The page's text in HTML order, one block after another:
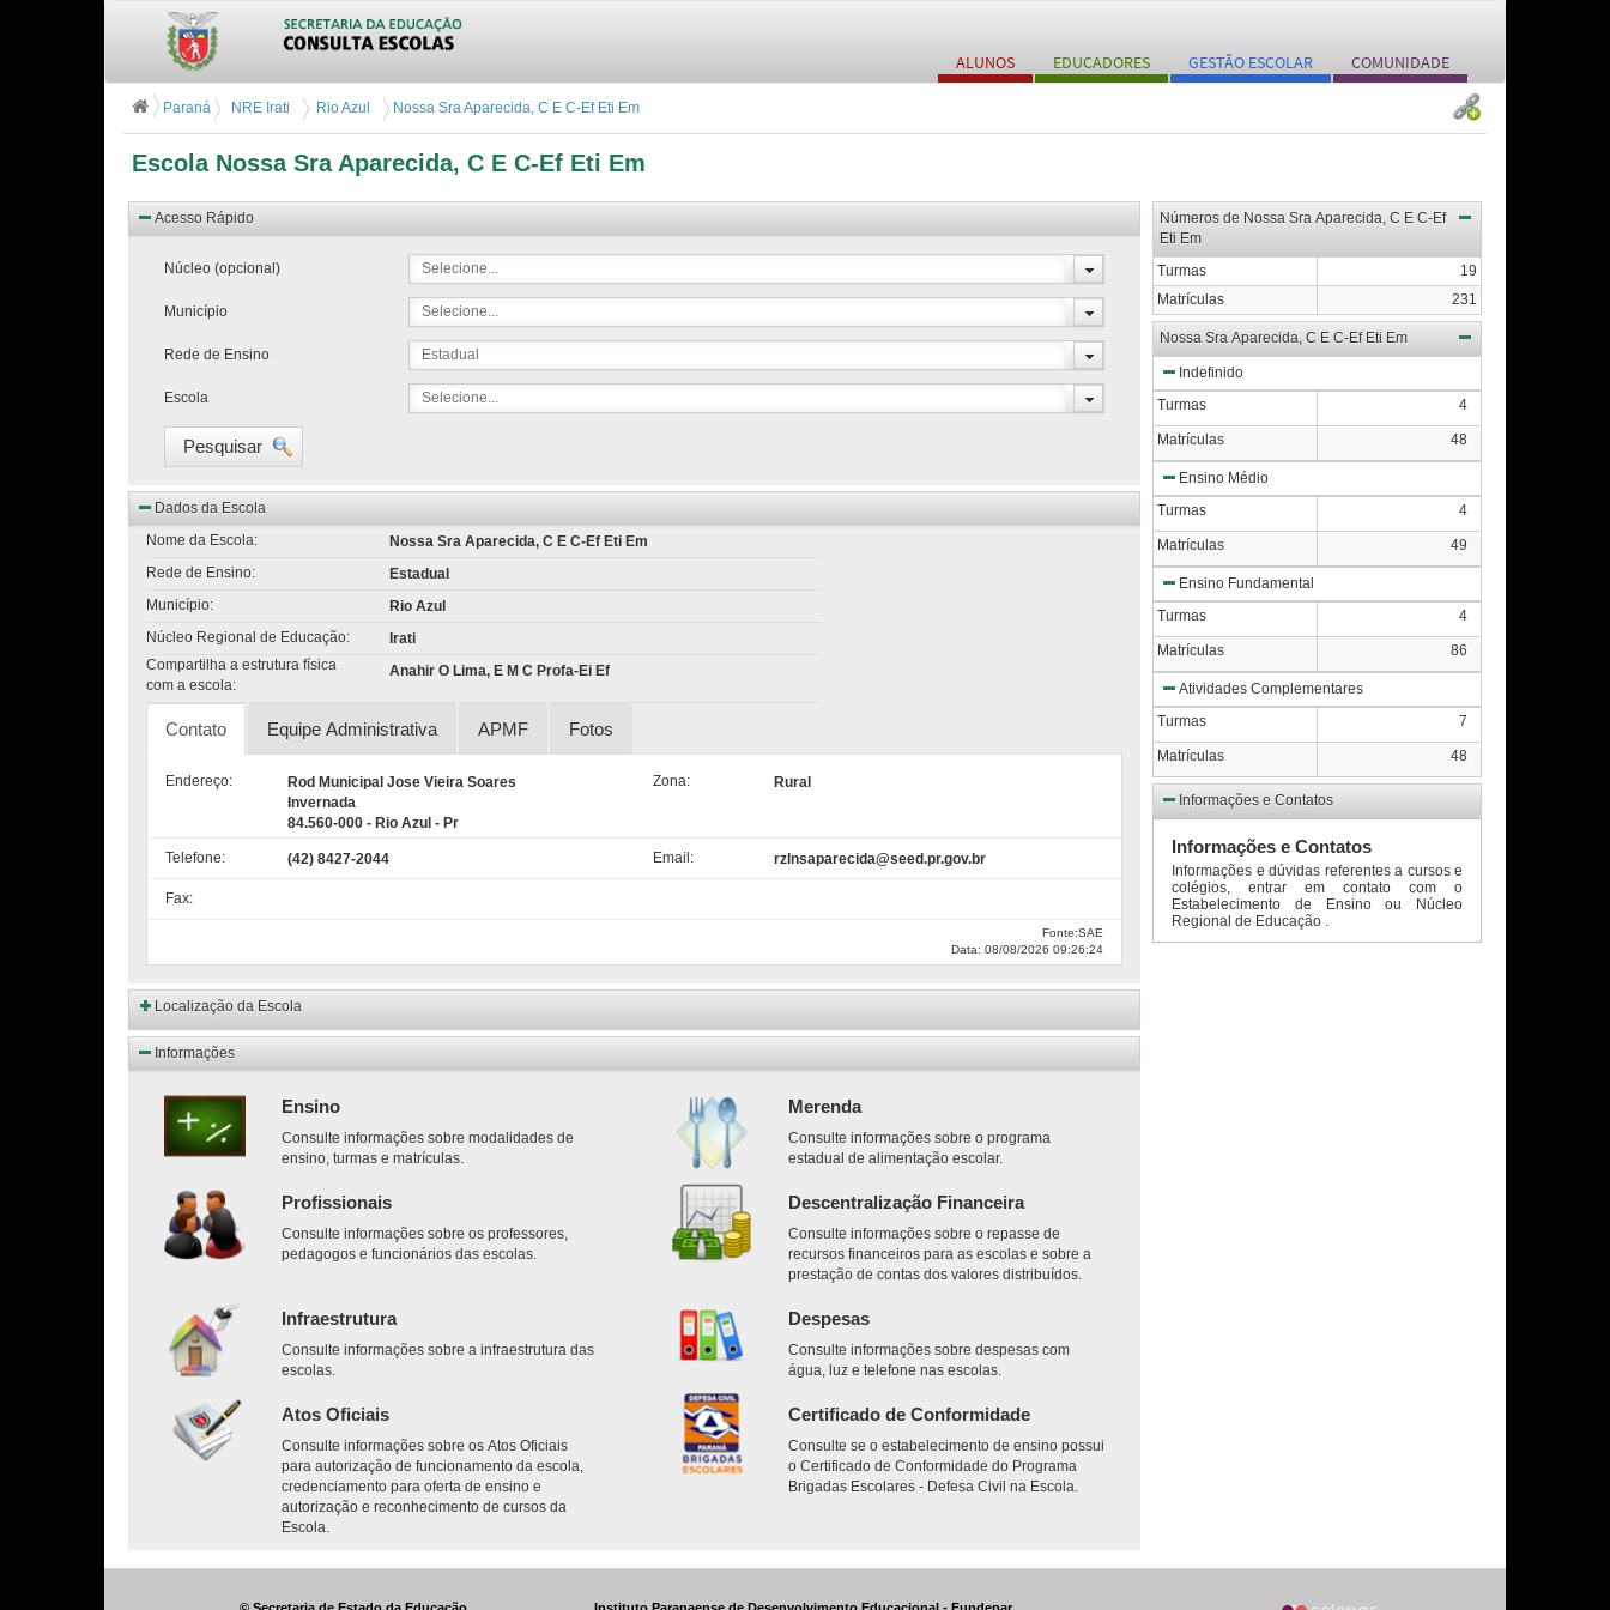
ALUNOS EDUCADORES GESTÃO ESCOLAR COMUNIDADE
Escola Nossa Sra Aparecida, C E C-Ef Eti Em
Paraná NRE Irati Rio Azul Nossa Sra Aparecida, C E C-Ef Eti Em
Acesso Rápido
Núcleo (opcional) Selecione...
Município Selecione...
Rede de Ensino Estadual
Escola Selecione...
Pesquisar
Dados da Escola
Nome da Escola:
Nossa Sra Aparecida, C E C-Ef Eti Em
Rede de Ensino:
Estadual
Município:
Rio Azul
Núcleo Regional de Educação:
Irati
Compartilha a estrutura física
com a escola:
Anahir O Lima, E M C Profa-Ei Ef
Contato Equipe Administrativa APMF Fotos
Endereço:
Rod Municipal Jose Vieira Soares
Invernada
84.560-000 - Rio Azul - Pr
Zona: Rural
Telefone: (42) 8427-2044 Email: rzlnsaparecida@seed.pr.gov.br
Fax:
Fonte:SAE
Data: 08/08/2026 09:26:24
Localização da Escola
Informações
Ensino
Consulte informações sobre modalidades de
ensino, turmas e matrículas.
Merenda
Consulte informações sobre o programa
estadual de alimentação escolar.
Profissionais
Consulte informações sobre os professores,
pedagogos e funcionários das escolas.
Descentralização Financeira
Consulte informações sobre o repasse de
recursos financeiros para as escolas e sobre a
prestação de contas dos valores distribuídos.
Infraestrutura
Consulte informações sobre a infraestrutura das
escolas.
Despesas
Consulte informações sobre despesas com
água, luz e telefone nas escolas.
Atos Oficiais
Consulte informações sobre os Atos Oficiais
para autorização de funcionamento da escola,
credenciamento para oferta de ensino e
autorização e reconhecimento de cursos da
Escola.
Certificado de Conformidade
Consulte se o estabelecimento de ensino possui
o Certificado de Conformidade do Programa
Brigadas Escolares - Defesa Civil na Escola.
Números de Nossa Sra Aparecida, C E C-Ef
Eti Em
Turmas
19
Matrículas
231
Nossa Sra Aparecida, C E C-Ef Eti Em
Indefinido
Turmas
4
Matrículas 48
Ensino Médio
Turmas
4
Matrículas 49
Ensino Fundamental
Turmas
4
Matrículas 86
Atividades Complementares
Turmas
7
Matrículas 48
Informações e Contatos
Informações e Contatos
Informações e dúvidas referentes a cursos e
colégios, entrar em contato com o
Estabelecimento de Ensino ou Núcleo
Regional de Educação .